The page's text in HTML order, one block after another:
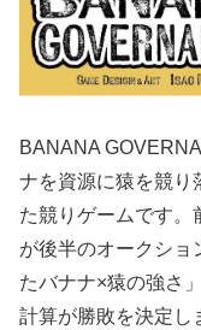
BANANA
ナを資源に猿を競り
た競りゲームです。
が後半のオークショ
たバナナ×猿の強さ
計算が勝敗を決定し